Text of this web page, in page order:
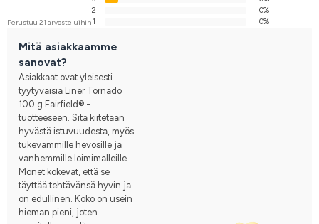
Perustuu 21 arvosteluihin
2
0%
1
0%
Mitä asiakkaamme
sanovat?
Asiakkaat ovat yleisesti
tyytyväisiä Liner Tornado
100 g Fairfield® -
tuotteeseen. Sitä kiitetään
hyvästä istuvuudesta, myös
tukevammille hevosille ja
vanhemmille loimimalleille.
Monet kokevat, että se
täyttää tehtävänsä hyvin ja
on edullinen. Koko on usein
hieman pieni, joten